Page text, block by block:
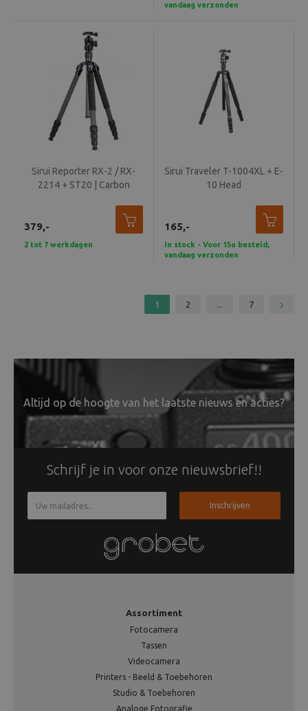
vandaag verzonden
Sirui Reporter RX-2 / RX-
2214 + ST20 | Carbon
379,-
2 tot 7 werkdagen
Sirui Traveler T-1004XL + E-
10 Head
165,-
In stock - Voor 15u besteld,
vandaag verzonden
1 2 ... 7
Altijd op de hoogte van het laatste nieuws en acties?
Schrijf je in voor onze nieuwsbrief!!
Inschrijven
Assortiment
Fotocamera
Tassen
Videocamera
Printers - Beeld & Toebehoren
Studio & Toebehoren
Analoge Fotografie